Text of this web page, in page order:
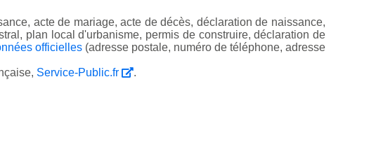
acte de mariage, acte de décès, déclaration de naissance,
plan local d'urbanisme, permis de construire, déclaration de
officielles (adresse postale, numéro de téléphone, adresse
Service-Public.fr .